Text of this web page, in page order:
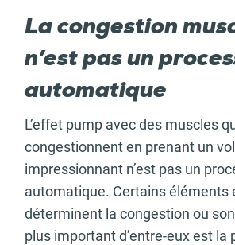
La congestion
n’est pas un
automatique
L’effet pump avec des muscles
congestionnent en prenant un
impressionnant n’est pas un
automatique. Certains éléments
déterminent la congestion ou
plus important d’entre-eux est la